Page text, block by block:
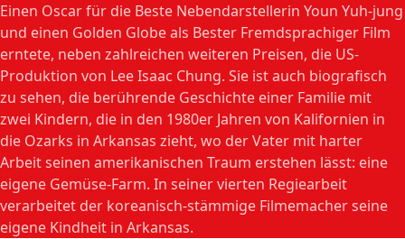
Einen Oscar für die Beste Nebendarstellerin Youn Yuh-jung
und einen Golden Globe als Bester Fremdsprachiger Film
erntete, neben zahlreichen weiteren Preisen, die US-
Produktion von Lee Isaac Chung. Sie ist auch biografisch
zu sehen, die berührende Geschichte einer Familie mit
zwei Kindern, die in den 1980er Jahren von Kalifornien in
die Ozarks in Arkansas zieht, wo der Vater mit harter
Arbeit seinen amerikanischen Traum erstehen lässt: eine
eigene Gemüse-Farm. In seiner vierten Regiearbeit
verarbeitet der koreanisch-stämmige Filmemacher seine
eigene Kindheit in Arkansas.